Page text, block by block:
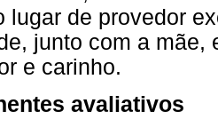
lugar de provedor
junto com a mãe,
e carinho.
avaliativos